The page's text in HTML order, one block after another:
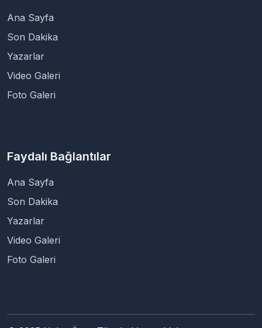
Ana Sayfa
Son Dakika
Yazarlar
Video Galeri
Foto Galeri
Faydalı Bağlantılar
Ana Sayfa
Son Dakika
Yazarlar
Video Galeri
Foto Galeri